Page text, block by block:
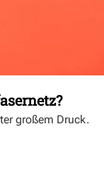
großem Druck.